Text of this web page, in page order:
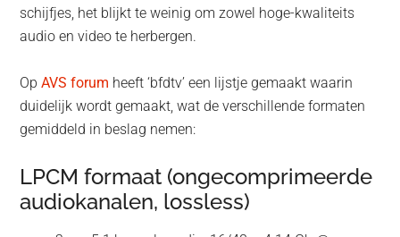
schijfjes, het blijkt te weinig om zowel hoge-kwaliteits
audio en video te herbergen.
OpAVS forum heeft ‘bfdtv’ een lijstje gemaakt waarin
duidelijk wordt gemaakt, wat de verschillende formaten
gemiddeld in beslag nemen:
LPCM formaat (ongecomprimeerde
audiokanalen, lossless)